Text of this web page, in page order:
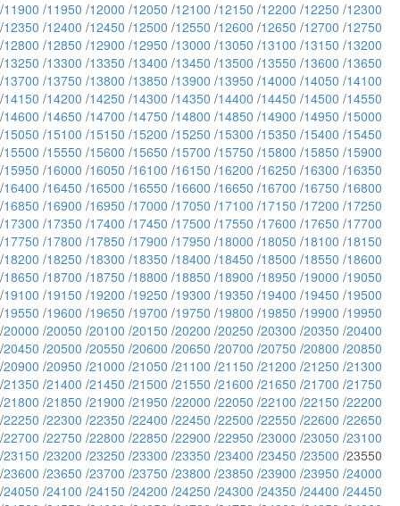
/11900 /11950 /12000 /12050 /12100 /12150 /12200 /12250 /12300
/12350 /12400 /12450 /12500 /12550 /12600 /12650 /12700 /12750
/12800 /12850 /12900 /12950 /13000 /13050 /13100 /13150 /13200
/13250 /13300 /13350 /13400 /13450 /13500 /13550 /13600 /13650
/13700 /13750 /13800 /13850 /13900 /13950 /14000 /14050 /14100
/14150 /14200 /14250 /14300 /14350 /14400 /14450 /14500 /14550
/14600 /14650 /14700 /14750 /14800 /14850 /14900 /14950 /15000
/15050 /15100 /15150 /15200 /15250 /15300 /15350 /15400 /15450
/15500 /15550 /15600 /15650 /15700 /15750 /15800 /15850 /15900
/15950 /16000 /16050 /16100 /16150 /16200 /16250 /16300 /16350
/16400 /16450 /16500 /16550 /16600 /16650 /16700 /16750 /16800
/16850 /16900 /16950 /17000 /17050 /17100 /17150 /17200 /17250
/17300 /17350 /17400 /17450 /17500 /17550 /17600 /17650 /17700
/17750 /17800 /17850 /17900 /17950 /18000 /18050 /18100 /18150
/18200 /18250 /18300 /18350 /18400 /18450 /18500 /18550 /18600
/18650 /18700 /18750 /18800 /18850 /18900 /18950 /19000 /19050
/19100 /19150 /19200 /19250 /19300 /19350 /19400 /19450 /19500
/19550 /19600 /19650 /19700 /19750 /19800 /19850 /19900 /19950
/20000 /20050 /20100 /20150 /20200 /20250 /20300 /20350 /20400
/20450 /20500 /20550 /20600 /20650 /20700 /20750 /20800 /20850
/20900 /20950 /21000 /21050 /21100 /21150 /21200 /21250 /21300
/21350 /21400 /21450 /21500 /21550 /21600 /21650 /21700 /21750
/21800 /21850 /21900 /21950 /22000 /22050 /22100 /22150 /22200
/22250 /22300 /22350 /22400 /22450 /22500 /22550 /22600 /22650
/22700 /22750 /22800 /22850 /22900 /22950 /23000 /23050 /23100
/23150 /23200 /23250 /23300 /23350 /23400 /23450 /23500 /23550
/23600 /23650 /23700 /23750 /23800 /23850 /23900 /23950 /24000
/24050 /24100 /24150 /24200 /24250 /24300 /24350 /24400 /24450